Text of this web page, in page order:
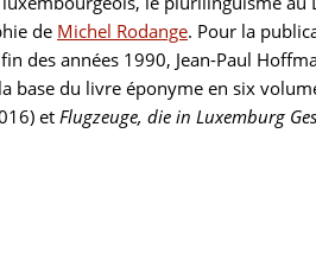
de Michel Rodange. Pour la
des années 1990, Jean-Paul
base du livre éponyme en six
etFlugzeuge, die in Luxemburg